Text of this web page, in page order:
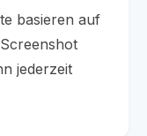
basieren auf
jederzeit